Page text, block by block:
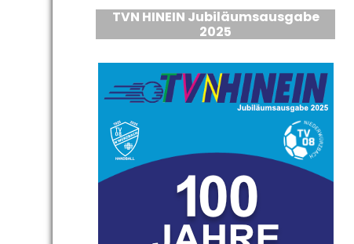
TVN HINEIN Jubiläumsausgabe
2025